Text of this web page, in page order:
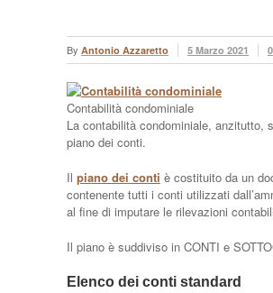
By Antonio Azzaretto 5 Marzo 2021
Contabilità condominiale
La contabilità condominiale, anzitutto,
piano dei conti.
Il piano dei conti è costituito da un
contenente tutti i conti utilizzati
al fine di imputare le rilevazioni
Il piano è suddiviso in CONTI e
Elenco dei conti standard